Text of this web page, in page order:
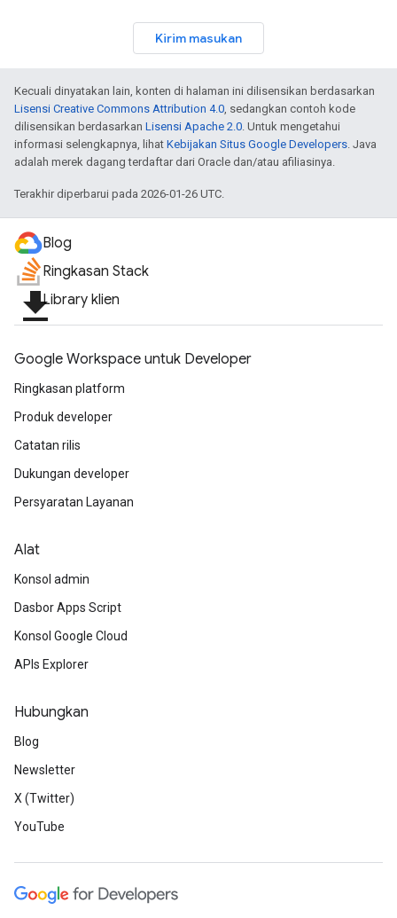
Kirim masukan
Kecuali dinyatakan lain, konten di halaman ini dilisensikan berdasarkan
Lisensi Creative Commons Attribution 4.0, sedangkan contoh kode
dilisensikan berdasarkan Lisensi Apache 2.0. Untuk mengetahui
informasi selengkapnya, lihat Kebijakan Situs Google Developers. Java
adalah merek dagang terdaftar dari Oracle dan/atau afiliasinya.
Terakhir diperbarui pada 2026-01-26 UTC.
Blog
Ringkasan Stack
file_downloadLibrary klien
Google Workspace untuk Developer
Ringkasan platform
Produk developer
Catatan rilis
Dukungan developer
Persyaratan Layanan
Alat
Konsol admin
Dasbor Apps Script
Konsol Google Cloud
APIs Explorer
Hubungkan
Blog
Newsletter
X (Twitter)
YouTube